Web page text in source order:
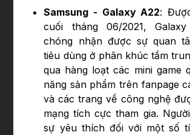
Samsung - Galaxy A22:
cuối tháng 06/2021,
chóng nhận được sự quan
tiêu dùng ở phân khúc tầm
qua hàng loạt các mini game
năng sản phẩm trên fanpage
và các trang về công nghệ
mạng tích cực tham gia.
sự yêu thích đối với một số